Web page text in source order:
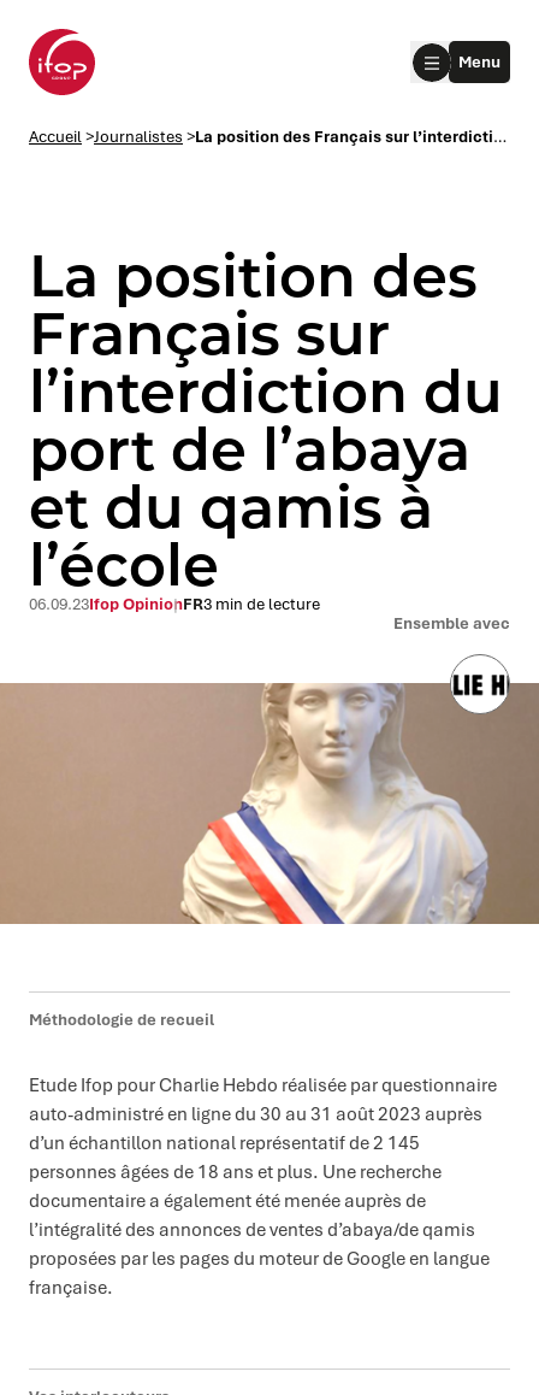
submenu
submenu
Menu
Accueil>Journalistes > La position des Français sur l’interdiction du port de l’abaya et du qamis à l’école
La position des
Français sur
l’interdiction du
port de l’abaya
et du qamis à
l’école
Ensemble avec
06.09.23Ifop OpinionFR3 min de lecture
Méthodologie de recueil
Etude Ifop pour Charlie Hebdo réalisée par questionnaire
auto-administré en ligne du 30 au 31 août 2023 auprès
d’un échantillon national représentatif de 2 145
personnes âgées de 18 ans et plus. Une recherche
documentaire a également été menée auprès de
l’intégralité des annonces de ventes d’abaya/de qamis
proposées par les pages du moteur de Google en langue
française.